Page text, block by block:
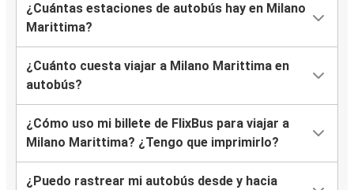
¿Cuántas estaciones de autobús hay en Milano
Marittima?
¿Cuánto cuesta viajar a Milano Marittima en
autobús?
¿Cómo uso mi billete de FlixBus para viajar a
Milano Marittima? ¿Tengo que imprimirlo?
¿Puedo rastrear mi autobús desde y hacia